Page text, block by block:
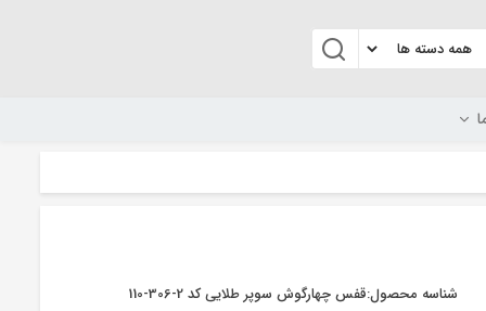
شناسه محصول:قفس چهارگوش سوپر طلایی کد 2-306-110